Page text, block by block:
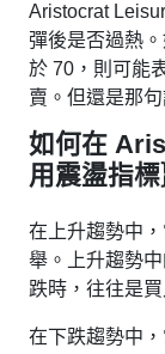
Aristocrat
彈後是否過熱
於 70，則可能
賣。但還是那
如何在
用震盪指標
在上升趨勢中
舉。上升趨勢
跌時，往往是
在下跌趨勢中